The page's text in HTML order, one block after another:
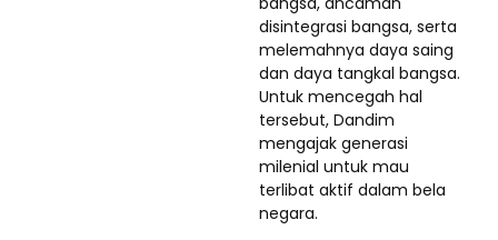
disintegrasi bangsa, serta
melemahnya daya saing
dan daya tangkal bangsa.
Untuk mencegah hal
tersebut, Dandim
mengajak generasi
milenial untuk mau
terlibat aktif dalam bela
negara.